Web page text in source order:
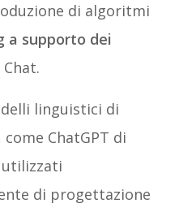
di algoritmi
a supporto dei
linguistici di
ChatGPT di
utilizzati
di progettazione